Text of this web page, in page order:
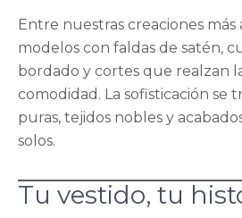
Entre nuestras creaciones más
modelos con faldas de satén,
bordado y cortes que realzan
comodidad. La sofisticación se
puras, tejidos nobles y
solos.
Tu vestido, tu